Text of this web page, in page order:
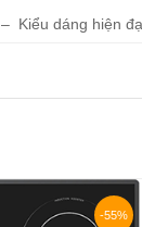
– Kiểu dáng hiện
-55%